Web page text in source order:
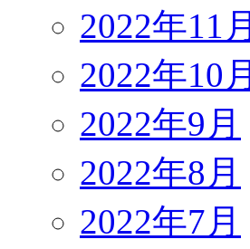
2022年11月
2022年10月
2022年9月
2022年8月
2022年7月